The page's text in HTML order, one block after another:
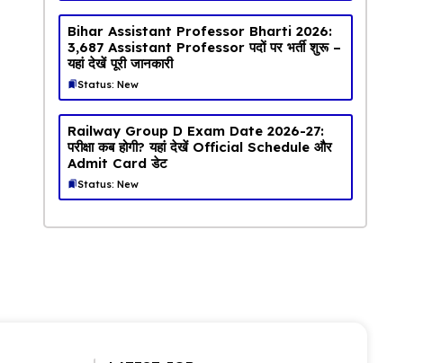
Bihar Assistant Professor Bharti 2026:
3,687 Assistant Professor पदों पर भर्ती शुरू –
यहां देखें पूरी जानकारी
Status: New
Railway Group D Exam Date 2026-27:
परीक्षा कब होगी? यहां देखें Official Schedule और
Admit Card डेट
Status: New